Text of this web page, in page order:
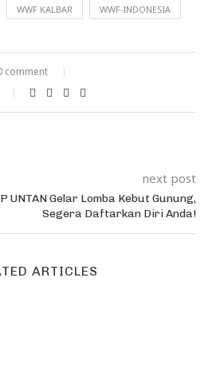
WWF KALBAR WWF-INDONESIA
comment
next post
UNTAN Gelar Lomba Kebut Gunung,
Segera Daftarkan Diri Anda!
ARTICLES